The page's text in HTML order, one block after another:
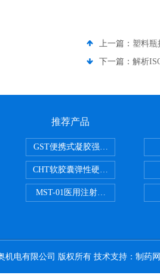
上一篇： 塑料瓶
下一篇： 解析
推荐产品
GST便携式凝胶强度测定仪
CHT软胶囊弹性硬度测试仪
MST-01医用注射器测试仪
机电有限公司 版权所有 技术支持： 制药网